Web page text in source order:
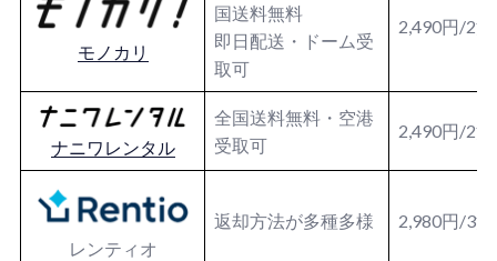
モノカリ
国送料無料
即日配送・ドーム受
取可
2,490円/2
ナニワレンタル
全国送料無料・空港
受取可
2,490円/2
レンティオ
返却方法が多種多様 2,980円/3